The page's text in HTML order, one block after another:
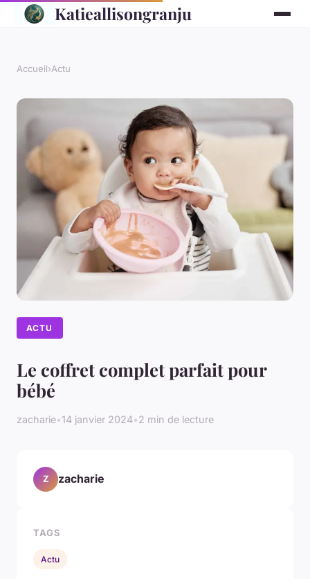
Katieallisongranju
Accueil›Actu
ACTU
Le coffret complet parfait pour
bébé
zacharie•14 janvier 2024•2 min de lecture
Z zacharie
TAGS
Actu